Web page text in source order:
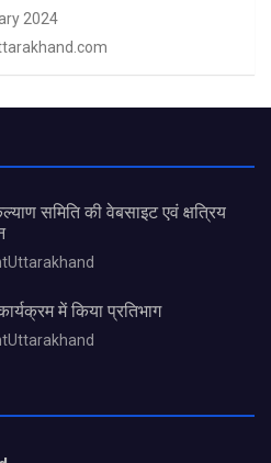
2024
समिति की वेबसाइट एवं क्षत्रिय
में किया प्रतिभाग